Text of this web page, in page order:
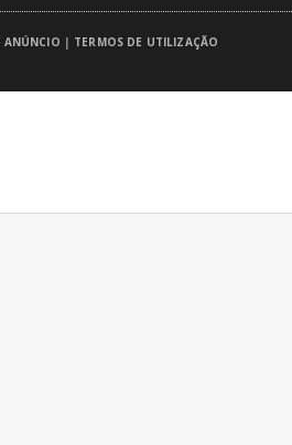
ANÚNCIO | TERMOS DE UTILIZAÇÃO